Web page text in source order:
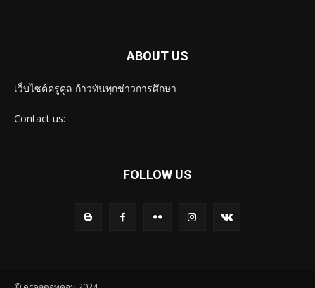
ABOUT US
เว็บไซต์ครูคูล ก้าวทันทุกข่าวการศึกษา
Contact us:
FOLLOW US